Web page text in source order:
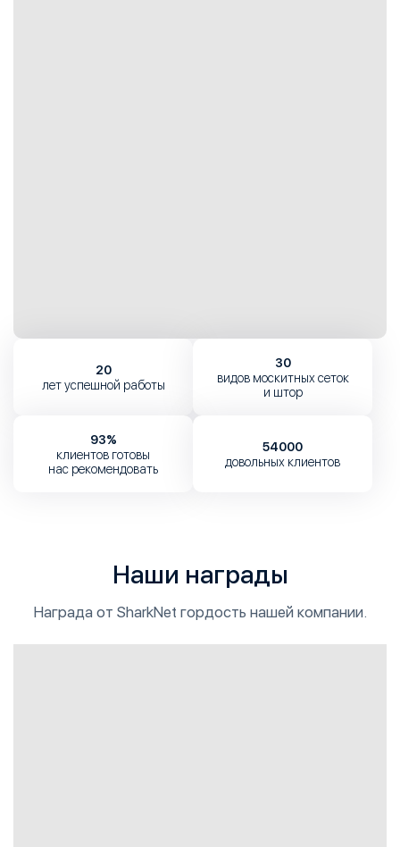
20
лет успешной работы
30
видов москитныхсеток
и штор
93%
клиентов готовы
нас рекомендовать
54000
довольных клиентов
Наши награды
Награда от SharkNet гордость нашей компании.